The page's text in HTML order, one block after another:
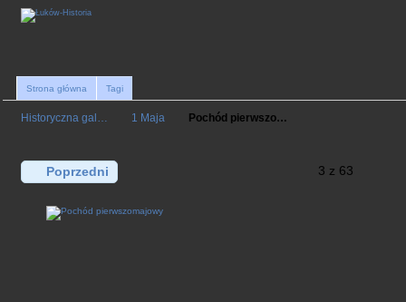
Strona główna Tagi
Historyczna gal… 1 Maja Pochód pierwszo…
Poprzedni 3 z 63